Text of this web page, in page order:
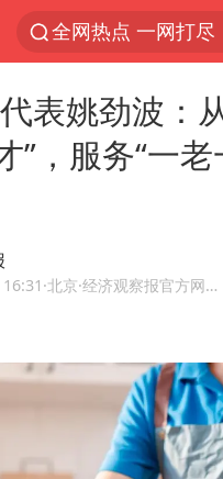
全网热点 一网打尽
表姚劲波：
”，服务“一老
·北京 ·经济观察报官方网易号